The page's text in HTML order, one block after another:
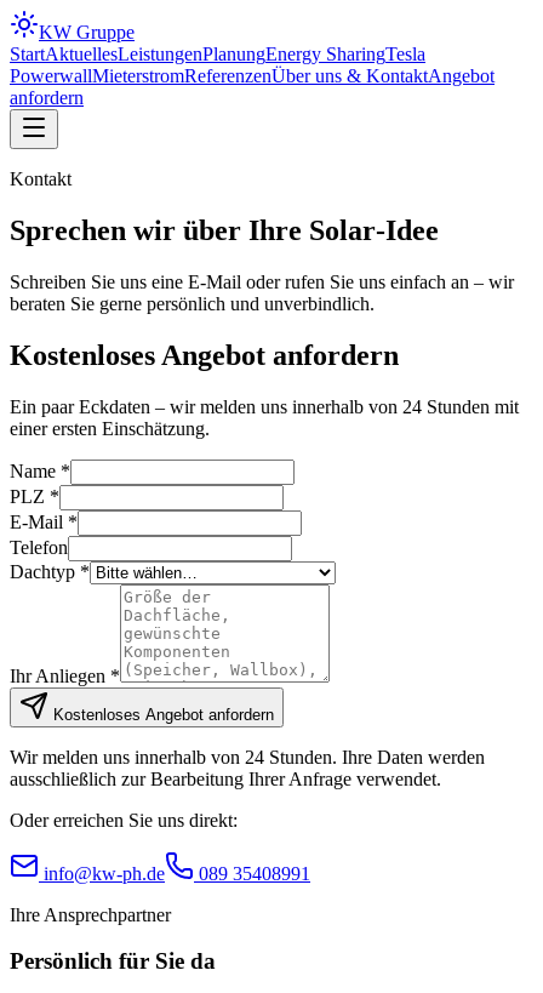
KW Gruppe
StartAktuellesLeistungenPlanungEnergy SharingTesla
PowerwallMieterstromReferenzenÜber uns & KontaktAngebot
anfordern
Kontakt
Sprechen wir über Ihre Solar‑Idee
Schreiben Sie uns eine E‑Mail oder rufen Sie uns einfach an – wir
beraten Sie gerne persönlich und unverbindlich.
Kostenloses Angebot anfordern
Ein paar Eckdaten – wir melden uns innerhalb von 24 Stunden mit
einer ersten Einschätzung.
Name *
PLZ *
E-Mail *
Telefon
Dachtyp *
Ihr Anliegen *
Kostenloses Angebot anfordern
Wir melden uns innerhalb von 24 Stunden. Ihre Daten werden
ausschließlich zur Bearbeitung Ihrer Anfrage verwendet.
Oder erreichen Sie uns direkt:
info@kw-ph.de
089 35408991
Ihre Ansprechpartner
Persönlich für Sie da